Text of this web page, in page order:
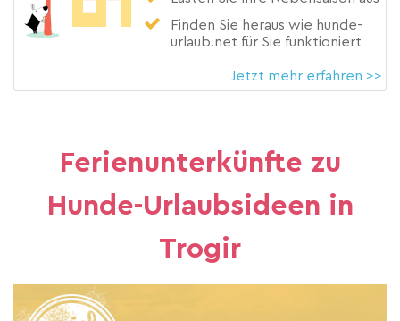
Finden Sie heraus wie hunde-
urlaub.net für Sie funktioniert
Jetzt mehr erfahren >>
Ferienunterkünfte zu
Hunde-Urlaubsideen in
Trogir